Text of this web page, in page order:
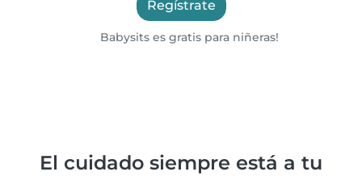
Regístrate
Babysits es gratis para niñeras!
El cuidado siempre está a tu